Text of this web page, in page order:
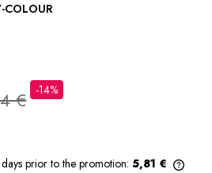
COLOUR
€ -14%
prior to the promotion: 5,81 €